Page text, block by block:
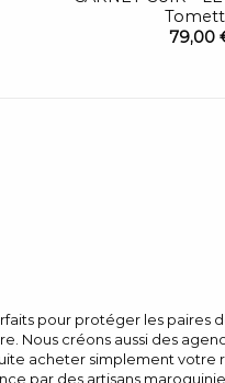
79,00
pour protéger les paires
Nous créons aussi des
acheter simplement votre
par des artisans